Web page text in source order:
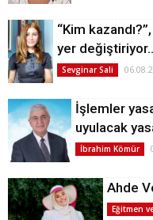
“Kim
yer
Sevginar Sali
İşlemler
uyulacak
İbrahim Kömür
Ahde
Eğitmen